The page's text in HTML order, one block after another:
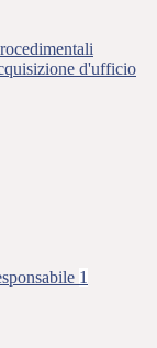
d'ufficio
1